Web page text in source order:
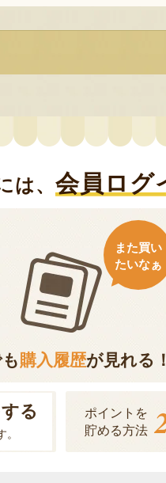
は、 会員ログ
購入履歴が見れる！
また買い
たいなぁ
る
ポイントを
貯める方法